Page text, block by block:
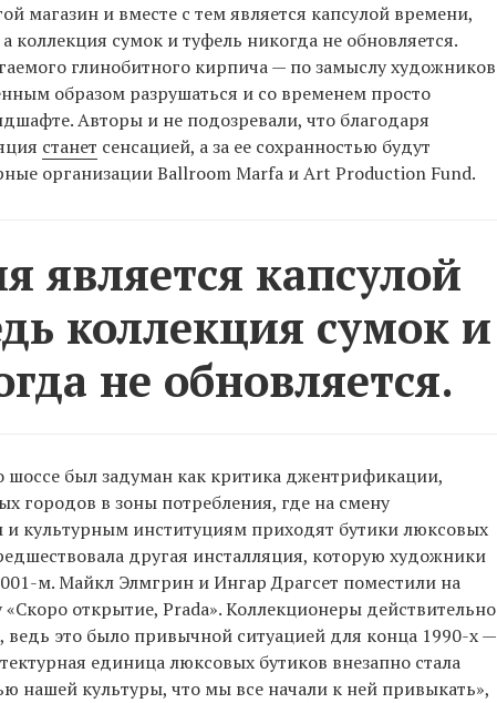
магазин и вместе с тем является капсулой времени,
коллекция сумок и туфель никогда не обновляется.
глинобитного кирпича — по замыслу художников
образом разрушаться и со временем просто
Авторы и не подозревали, что благодаря
станет сенсацией, а за ее сохранностью будут
организации Ballroom Marfa и Art Production Fund.
является капсулой
коллекция сумок и
не обновляется.
шоссе был задуман как критика джентрификации,
городов в зоны потребления, где на смену
культурным институциям приходят бутики люксовых
другая инсталляция, которую художники
м. Майкл Элмгрин и Ингар Драгсет поместили на
«Скоро открытие, Prada». Коллекционеры действительно
ведь это было привычной ситуацией для конца 1990-х —
единица люксовых бутиков внезапно стала
нашей культуры, что мы все начали к ней привыкать»,